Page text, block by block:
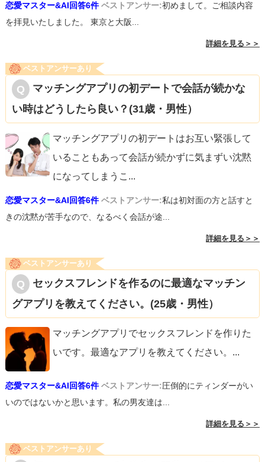
恋愛マスター&AI回答6件 ベストアンサー:初めまして。ご相談内容
を拝見いたしました。 東京と大阪...
詳細を見る＞＞
ベストアンサーあり
マッチングアプリの初デートで会話が続かな
い時はどうしたら良い？(31歳・男性）
マッチングアプリの初デートはお互い緊張して
いることもあって会話が続かずに気まずい沈黙
になってしまうこ ...
恋愛マスター&AI回答6件 ベストアンサー:私は初対面の方と話すと
きの沈黙が苦手なので、なるべく会話が途...
詳細を見る＞＞
ベストアンサーあり
セックスフレンドを作るのに最適なマッチン
グアプリを教えてください。(25歳・男性）
マッチングアプリでセックスフレンドを作りた
いです。最適なアプリを教えてください。 ...
恋愛マスター&AI回答6件 ベストアンサー:圧倒的にティンダーがい
いのではないかと思います。私の男友達は...
詳細を見る＞＞
ベストアンサーあり